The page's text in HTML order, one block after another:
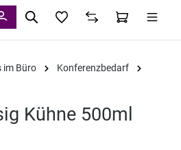
im Büro
Konferenzbedarf
Kühne 500ml